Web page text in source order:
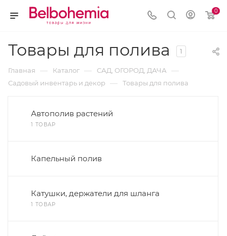
0
Товары для полива 1
Главная — Каталог — САД, ОГОРОД, ДАЧА —
Садовый инвентарь и декор — Товары для полива
Автополив растений
1 ТОВАР
Капельный полив
Катушки, держатели для шланга
1 ТОВАР